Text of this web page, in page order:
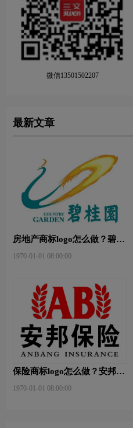
微信13501502207
最新文章
房地产商标logo怎么做？碧桂
1970-01-01 08:00:00
保险商标logo怎么做？安邦保
1970-01-01 08:00:00